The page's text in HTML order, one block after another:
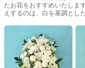
たお花をおすすめいたしま
えするのは、白を基調とし